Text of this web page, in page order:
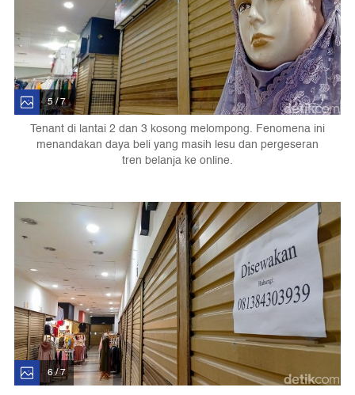
5 / 7
Tenant di lantai 2 dan 3 kosong melompong. Fenomena ini
menandakan daya beli yang masih lesu dan pergeseran
tren belanja ke online.
6 / 7